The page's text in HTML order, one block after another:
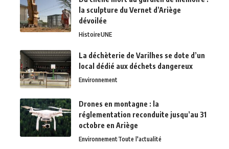
la sculpture du Vernet d’Ariège
dévoilée
HistoireUNE
La déchèterie de Varilhes se dote d’un
local dédié aux déchets dangereux
Environnement
Drones en montagne : la
réglementation reconduite jusqu’au 31
octobre en Ariège
EnvironnementToute l'actualité